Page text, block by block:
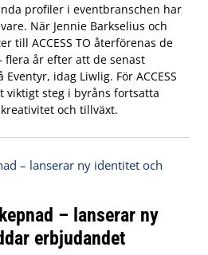
profiler i eventbranschen har
När Jennie Barkselius och
till ACCESS TO återförenas de
flera år efter att de senast
idag Liwlig. För ACCESS
viktigt steg i byråns fortsatta
och tillväxt.
– lanserar ny
erbjudandet